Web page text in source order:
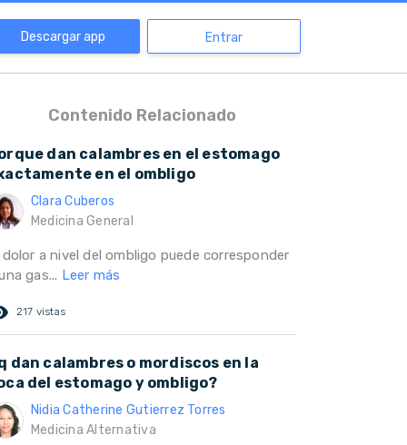
Descargar app Entrar
Contenido Relacionado
dan calambres en el estomago
en el ombligo
Clara Cuberos
Medicina General
dolor a nivel del ombligo puede corresponder
gas... Leer más
217 vistas
dan calambres o mordiscos en la
del estomago y ombligo?
Nidia Catherine Gutierrez Torres
Medicina Alternativa